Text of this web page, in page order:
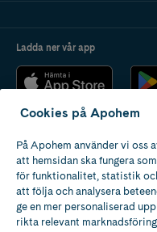
Ladda ner vår app
Apotek med tillstånd
av Läkemedelsverket
Cookies på Apohem
På Apohem använder vi oss
att hemsidan ska fungera
för funktionalitet, statistik
att följa och analysera
ge en mer personaliserad
rikta relevant